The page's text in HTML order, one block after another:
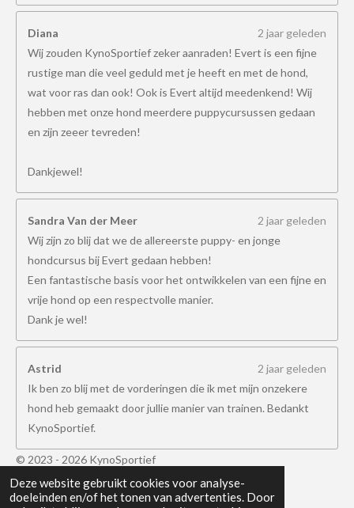
Deze website gebruikt cookies voor analyse-
doeleinden en/of het tonen van advertenties. Door
Diana
2 jaar geleden
Wij zouden KynoSportief zeker aanraden! Evert is een fijne
rustige man die veel geduld met je heeft en met de hond,
wat voor ras dan ook! Ook is Evert altijd meedenkend! Wij
hebben met onze hond meerdere puppycursussen gedaan
en zijn zeeer tevreden!
Dankjewel!
Sandra Van der Meer
2 jaar geleden
Wij zijn zo blij dat we de allereerste puppy- en jonge
hondcursus bij Evert gedaan hebben!
Een fantastische basis voor het ontwikkelen van een fijne en
vrije hond op een respectvolle manier.
Dank je wel!
Astrid
2 jaar geleden
Ik ben zo blij met de vorderingen die ik met mijn onzekere
hond heb gemaakt door jullie manier van trainen. Bedankt
KynoSportief.
© 2023 - 2026 KynoSportief
Powered byJouwWeb